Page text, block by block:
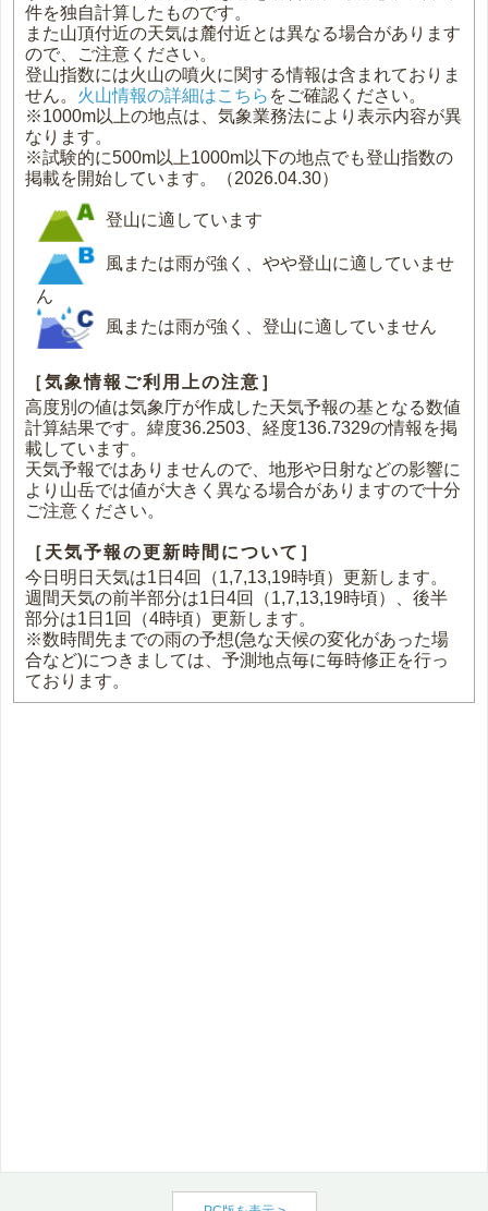
件を独自計算したものです。
また山頂付近の天気は麓付近とは異なる場合があります
ので、ご注意ください。
登山指数には火山の噴火に関する情報は含まれておりま
せん。 火山情報の詳細はこちら をご確認ください。
※1000m以上の地点は、気象業務法により表示内容が異
なります。
※試験的に500m以上1000m以下の地点でも登山指数の
掲載を開始しています。（2026.04.30）
登山に適しています
風または雨が強く、やや登山に適していませ
ん
風または雨が強く、登山に適していません
［気象情報ご利用上の注意］
高度別の値は気象庁が作成した天気予報の基となる数値
計算結果です。緯度36.2503、経度136.7329の情報を掲
載しています。
天気予報ではありませんので、地形や日射などの影響に
より山岳では値が大きく異なる場合がありますので十分
ご注意ください。
［天気予報の更新時間について］
今日明日天気は1日4回（1,7,13,19時頃）更新します。
週間天気の前半部分は1日4回（1,7,13,19時頃）、後半
部分は1日1回（4時頃）更新します。
※数時間先までの雨の予想(急な天候の変化があった場
合など)につきましては、予測地点毎に毎時修正を行っ
ております。